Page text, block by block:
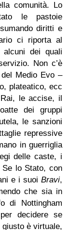
comunità. Lo
le pastoie
diritti e
ci riporta al
alcuni dei quali
Non c’è
Medio Evo –
plateatico, ecc
le accise, il
dei gruppi
le sanzioni
repressive
in guerriglia
delle caste, i
lo Stato, con
e i suoi Bravi,
che sia in
di Nottingham
decidere se
è virtuale,